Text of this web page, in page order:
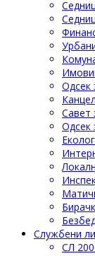
Одсек
Савет
Одсек
Службени
СЛ